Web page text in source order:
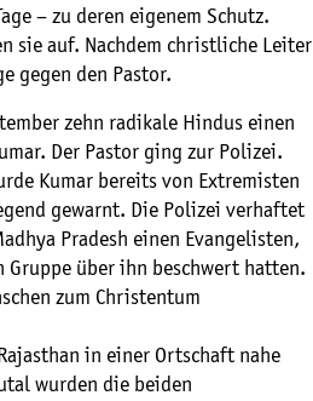
– zu deren eigenem Schutz.
sie auf. Nachdem christliche Leiter
gegen den Pastor.
zehn radikale Hindus einen
Der Pastor ging zur Polizei.
Kumar bereits von Extremisten
gewarnt. Die Polizei verhaftet
Pradesh einen Evangelisten,
über ihn beschwert hatten.
zum Christentum
in einer Ortschaft nahe
wurden die beiden